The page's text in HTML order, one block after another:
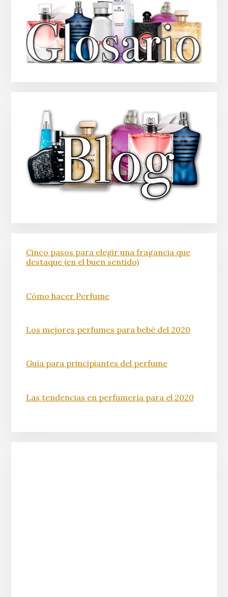
Cinco pasos para elegir una fragancia que
destaque (en el buen sentido)
Cómo hacer Perfume
Los mejores perfumes para bebé del 2020
Guía para principiantes del perfume
Las tendencias en perfumería para el 2020